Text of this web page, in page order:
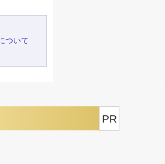
ついて
PR